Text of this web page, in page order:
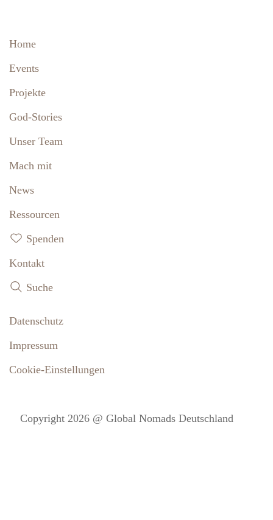
Home
Events
Projekte
God-Stories
Unser Team
Mach mit
News
Ressourcen
Spenden
Kontakt
Suche
Datenschutz
Impressum
Cookie-Einstellungen
Copyright 2026 @ Global Nomads Deutschland